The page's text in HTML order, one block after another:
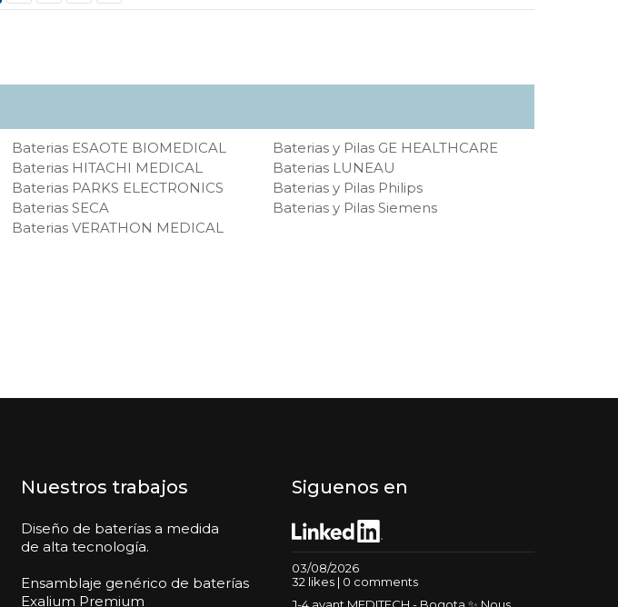
Baterias ESAOTE BIOMEDICAL
Baterias y Pilas GE HEALTHCARE
Baterias HITACHI MEDICAL
Baterias LUNEAU
Baterias PARKS ELECTRONICS
Baterias y Pilas Philips
Baterias SECA
Baterias y Pilas Siemens
Baterias VERATHON MEDICAL
Nuestros trabajos
Diseño de baterías a medida
de alta tecnología.
Ensamblaje genérico de baterías
Exalium Premium
Siguenos en
03/08/2026
32 likes | 0 comments
J-4 avant MEDITECH - Bogota ✨ Nous